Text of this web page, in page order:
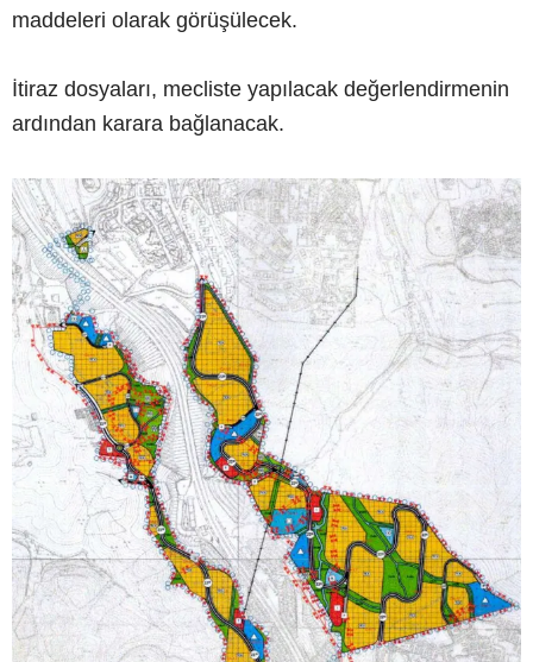
maddeleri olarak görüşülecek.
İtiraz dosyaları, mecliste yapılacak değerlendirmenin
ardından karara bağlanacak.